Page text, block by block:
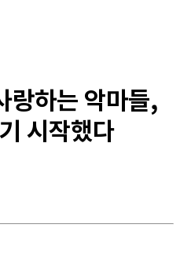
랑하는 악마들,
시작했다